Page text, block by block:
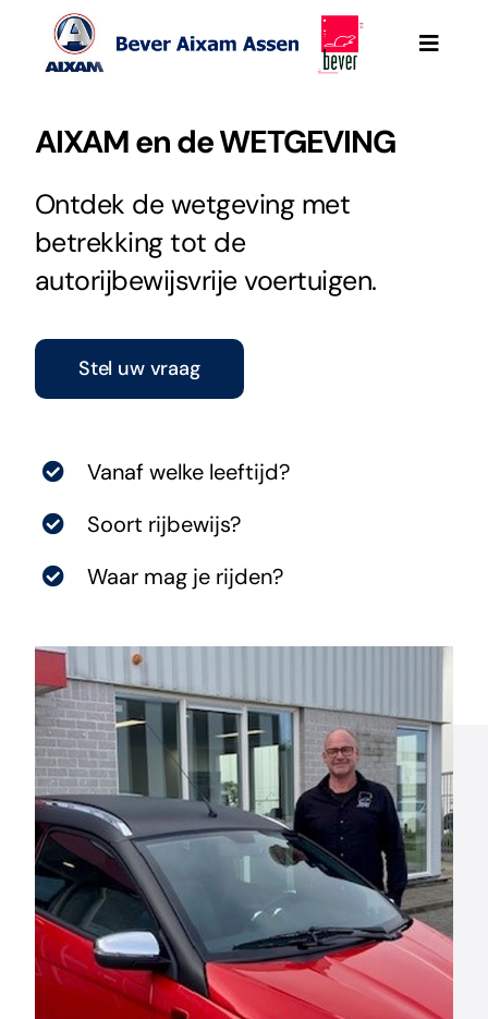
Toggle
Bever Aixam Assen
Aixam
Werkplaatsafspraak
Onze occasions
Aixam Pro
Nieuws
AIXAM en de WETGEVING
Ontdek de wetgeving met
betrekking tot de
autorijbewijsvrije voertuigen.
Stel uw vraag
Vanaf welke leeftijd?
Soort rijbewijs?
Waar mag je rijden?